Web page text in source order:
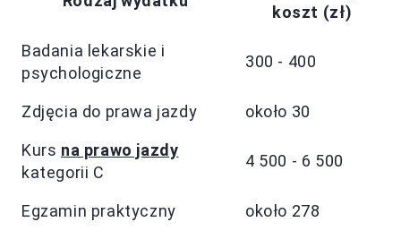
koszt (zł)
Badania lekarskie i
psychologiczne
300 - 400
Zdjęcia do prawa jazdy około 30
Kurs na prawo jazdy
kategorii C
4 500 - 6 500
Egzamin praktyczny około 278